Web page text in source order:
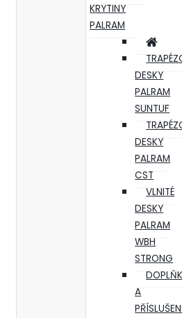
KRYTINY
PALRAM
DESKY
PALRAM
SUNTUF
DESKY
PALRAM
CST
VLNITÉ
DESKY
PALRAM
WBH
STRONG
A